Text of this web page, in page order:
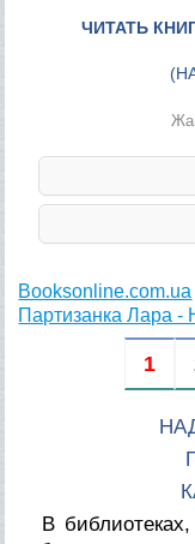
ЧИТАТЬ
(
Booksonline.com.ua
Партизанка Лара
1
В